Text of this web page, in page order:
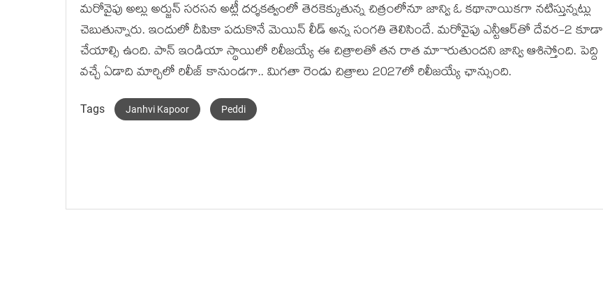
మరోవైపు అల్లు అర్జున్ సరసన అట్లీ దర్శకత్వంలో తెరకెక్కుతున్న చిత్రంలోనూ జాన్వి ఓ కథానాయికగా నటిస్తున్నట్లు
చెబుతున్నారు. ఇందులో దీపికా పదుకొనే మెయిన్ లీడ్ అన్న సంగతి తెలిసిందే. మరోవైపు ఎన్టీఆర్‌తో దేవర-2 కూడా
చేయాల్సి ఉంది. పాన్ ఇండియా స్థాయిలో రిలీజయ్యే ఈ చిత్రాలతో తన రాత మాారుతుందని జాన్వి ఆశిస్తోంది. పెద్ది
వచ్చే ఏడాది మార్చిలో రిలీజ్ కానుండగా.. మిగతా రెండు చిత్రాలు 2027లో రిలీజయ్యే ఛాన్సుంది.
Tags Janhvi Kapoor Peddi